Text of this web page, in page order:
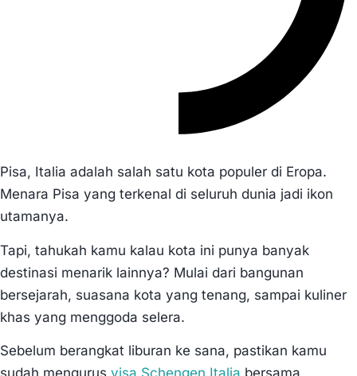
Pisa, Italia adalah salah satu kota populer di Eropa.
Menara Pisa yang terkenal di seluruh dunia jadi ikon
utamanya.
Tapi, tahukah kamu kalau kota ini punya banyak
destinasi menarik lainnya? Mulai dari bangunan
bersejarah, suasana kota yang tenang, sampai kuliner
khas yang menggoda selera.
Sebelum berangkat liburan ke sana, pastikan kamu